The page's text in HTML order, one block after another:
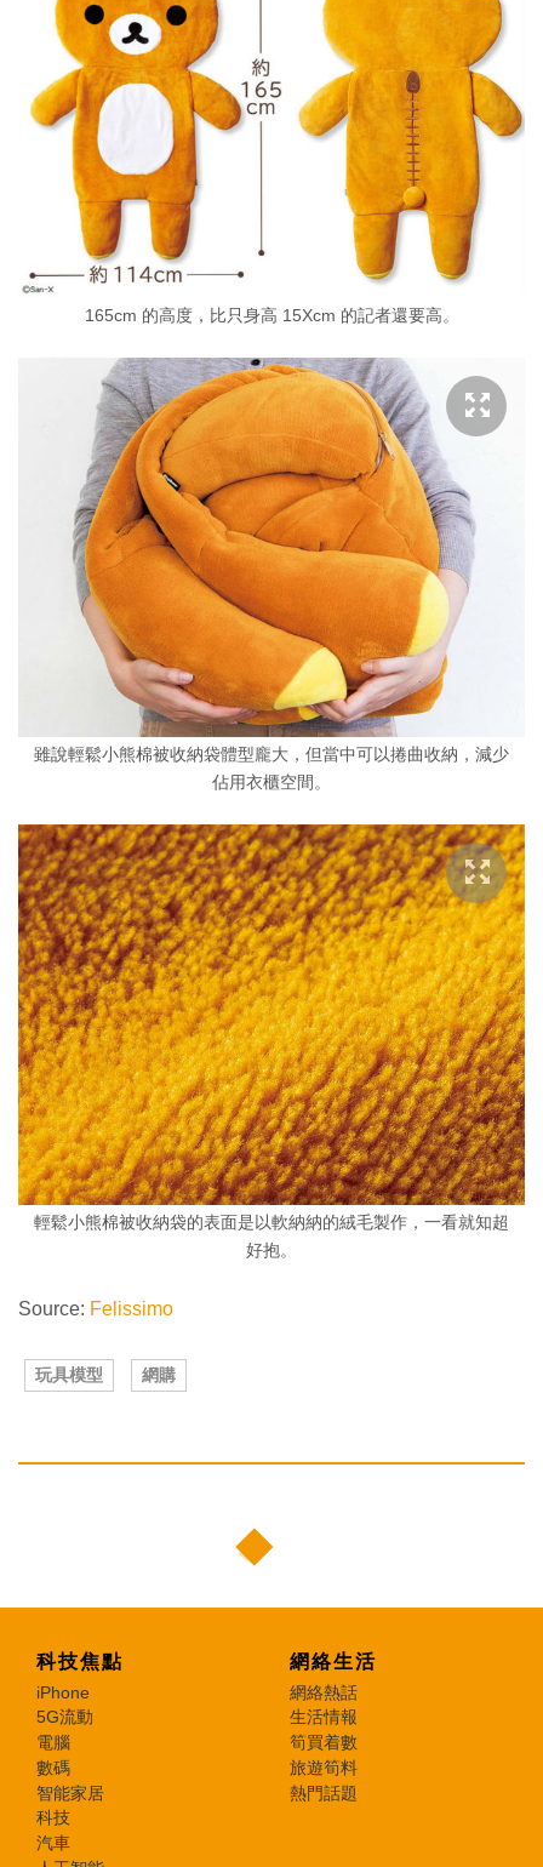
165cm 的高度，比只身高 15Xcm 的記者還要高。
雖說輕鬆小熊棉被收納袋體型龐大，但當中可以捲曲收納，減少
佔用衣櫃空間。
輕鬆小熊棉被收納袋的表面是以軟納納的絨毛製作，一看就知超
好抱。
Source: Felissimo
玩具模型 網購
科技焦點
iPhone
5G流動
電腦
數碼
智能家居
科技
汽車
網絡生活
網絡熱話
生活情報
筍買着數
旅遊筍料
熱門話題